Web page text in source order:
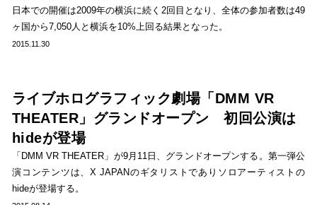
日本での開催は2009年の横浜に続く2回目となり、全体の参加者数は49
ヶ国から7,050人と横浜を10%上回る結果となった。
2015.11.30
ライブホログラフィック劇場「DMM VR
THEATER」グランドオープン 初回公演は
hideが登場
「DMM VR THEATER」が9月11日、グランドオープンする。第一弾公
演コンテンツは、X JAPANのギタリストでありソロアーティストの
hideが登場する。